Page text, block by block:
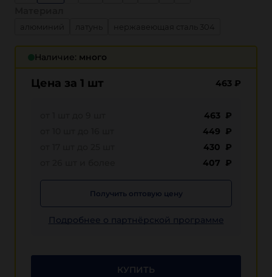
Наличие: много
Цена за 1 шт 463 ₽
463 ₽
449 ₽
430 ₽
407 ₽
Получить оптовую цену
Подробнее о партнёрской программе
КУПИТЬ
нержавеющая сталь 304
нержавеющая сталь 316
полипропилен